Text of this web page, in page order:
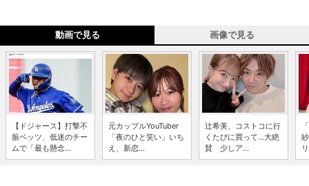
動画で見る 画像で見る
【ドジャース】打撃不
振ベッツ、低迷のチー
ムで「最も懸念...
元カップルYouTuber
「夜のひと笑い」いち
え、新恋...
辻希美、コストコに行
くたびに買って...大絶
賛 少しア...